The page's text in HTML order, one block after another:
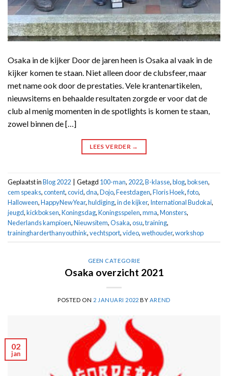
Osaka in de kijker Door de jaren heen is Osaka al vaak in de
kijker komen te staan. Niet alleen door de clubsfeer, maar
met name ook door de prestaties. Vele krantenartikelen,
nieuwsitems en behaalde resultaten zorgde er voor dat de
club al menig momenten in de spotlights is komen te staan,
zowel binnen de […]
LEES VERDER →
Geplaatst inBlog 2022 Getagd 100-man, 2022,B-klasse,blog,boksen,
cem speaks,content,covid,dna,Dojo,Feestdagen,Floris Hoek,foto,
Halloween,HappyNewYear,huldiging,in de kijker, International Budokai,
jeugd,kickboksen,Koningsdag,Koningsspelen,mma,Monsters,
Nederlands kampioen,Nieuwsitem,Osaka,osu,training,
trainingharderthanyouthink,vechtsport,video,wethouder,workshop
GEEN CATEGORIE
Osaka overzicht 2021
POSTED ON 2 JANUARI 2022 BY AREND
02
jan